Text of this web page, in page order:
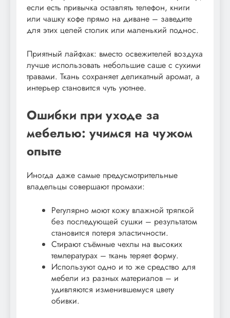
если есть привычка оставлять телефон, книги
или чашку кофе прямо на диване – заведите
для этих целей столик или маленький поднос.
Приятный лайфхак: вместо освежителей воздуха
лучше использовать небольшие саше с сухими
травами. Ткань сохраняет деликатный аромат, а
интерьер становится чуть уютнее.
Ошибки при уходе за
мебелью: учимся на чужом
опыте
Иногда даже самые предусмотрительные
владельцы совершают промахи:
Регулярно моют кожу влажной тряпкой
без последующей сушки – результатом
становится потеря эластичности.
Стирают съёмные чехлы на высоких
температурах – ткань теряет форму.
Используют одно и то же средство для
мебели из разных материалов – и
удивляются изменившемуся цвету
обивки.